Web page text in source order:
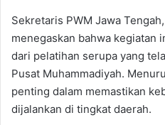
Sekretaris PWM Jawa
menegaskan bahwa kegiatan
dari pelatihan serupa yang
Pusat Muhammadiyah.
penting dalam memastikan
dijalankan di tingkat daerah.